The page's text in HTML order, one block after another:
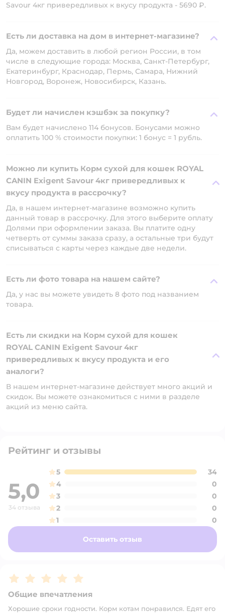
Savour 4кг привередливых к вкусу продукта - 5690 ₽.
Есть ли доставка на дом в интернет-магазине?
Да, можем доставить в любой регион России, в том
числе в следующие города: Москва, Санкт-Петербург,
Екатеринбург, Краснодар, Пермь, Самара, Нижний
Новгород, Воронеж, Новосибирск, Казань.
Будет ли начислен кэшбэк за покупку?
Вам будет начислено 114 бонусов. Бонусами можно
оплатить 100 % стоимости покупки: 1 бонус = 1 рубль.
Можно ли купить Корм сухой для кошек ROYAL
CANIN Exigent Savour 4кг привередливых к
вкусу продукта в рассрочку?
Да, в нашем интернет-магазине возможно купить
данный товар в рассрочку. Для этого выберите оплату
Долями при оформлении заказа. Вы платите одну
четверть от суммы заказа сразу, а остальные три будут
списываться с карты через каждые две недели.
Есть ли фото товара на нашем сайте?
Да, у нас вы можете увидеть 8 фото под названием
товара.
Есть ли скидки на Корм сухой для кошек
ROYAL CANIN Exigent Savour 4кг
привередливых к вкусу продукта и его
аналоги?
В нашем интернет-магазине действует много акций и
скидок. Вы можете ознакомиться с ними в разделе
акций из меню сайта.
Рейтинг и отзывы
5,0
34 отзыва
5
34
4
0
3
0
2
0
1
0
Оставить отзыв
Рейтинг:5
Общие впечатления
Хорошие сроки годности. Корм котам понравился. Едят его